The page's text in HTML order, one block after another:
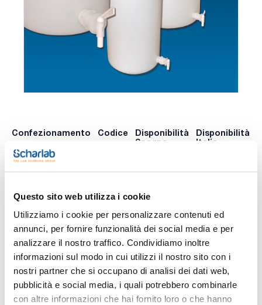
Questo sito web utilizza i cookie
Utilizziamo i cookie per personalizzare contenuti ed
annunci, per fornire funzionalità dei social media e per
analizzare il nostro traffico. Condividiamo inoltre
informazioni sul modo in cui utilizzi il nostro sito con i
nostri partner che si occupano di analisi dei dati web,
pubblicità e social media, i quali potrebbero combinarle
con altre informazioni che hai fornito loro o che hanno
Confezionamento Codice
Disponibilità
Spagna
Disponibilità
Italia
x u.
001666
contatta i
contatta i
Stampa pagina prodotto
Caratteristiche
Capacità (l) : 50
Diametro interno bocca (mm) : 79,5
Diametro bidone (mm) : 350
Altezza (mm) : 700
Conf. (unità) : 1
Vedi di più